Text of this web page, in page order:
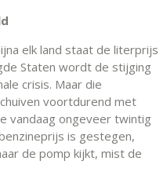
elk land staat de literprijs
Staten wordt de stijging
crisis. Maar die
voortdurend met
vandaag ongeveer twintig
is gestegen,
de pomp kijkt, mist de